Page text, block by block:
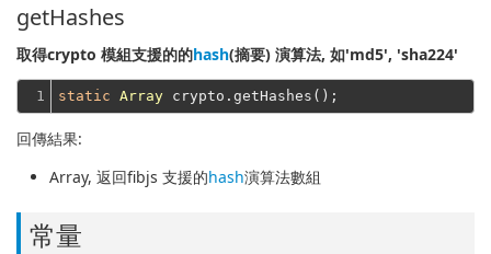
getHashes
取得crypto 模組支援的的hash(摘要) 演算法, 如'md5', 'sha224'
1 static Array
回傳結果:
Array, 返回fibjs 支援的hash演算法數組
常量